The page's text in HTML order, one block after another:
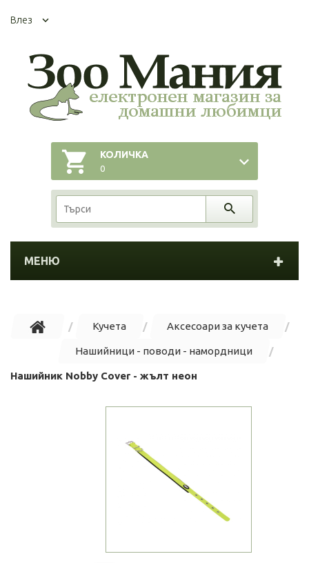
Влез
КОЛИЧКА
0
МЕНЮ
Кучета Аксесоари за кучета
Нашийници - поводи - намордници
Нашийник Nobby Cover - жълт неон